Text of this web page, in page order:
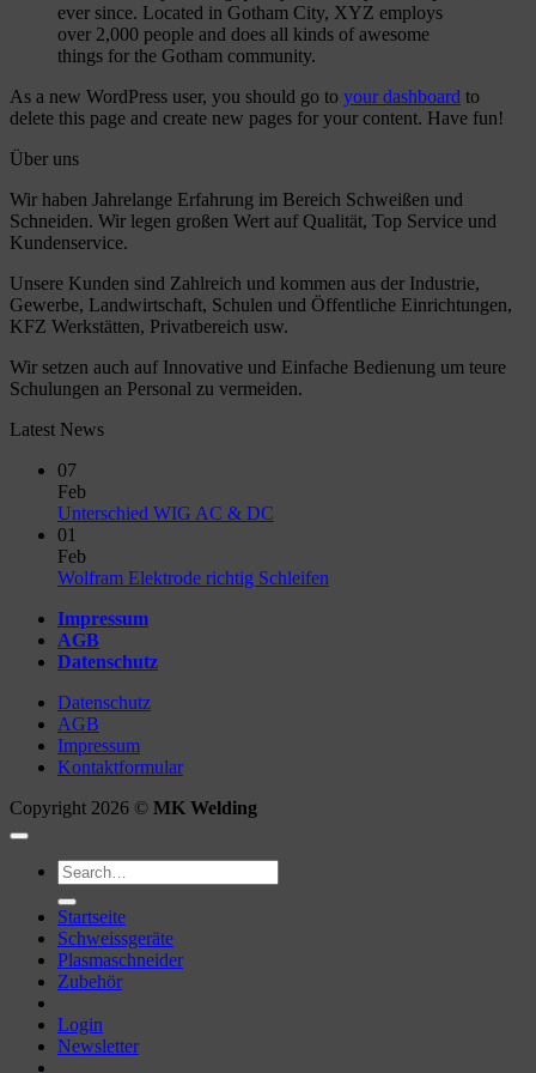
ever since. Located in Gotham City, XYZ employs
over 2,000 people and does all kinds of awesome
things for the Gotham community.
As a new WordPress user, you should go to your dashboard to
delete this page and create new pages for your content. Have fun!
Über uns
Wir haben Jahrelange Erfahrung im Bereich Schweißen und
Schneiden. Wir legen großen Wert auf Qualität, Top Service und
Kundenservice.
Unsere Kunden sind Zahlreich und kommen aus der Industrie,
Gewerbe, Landwirtschaft, Schulen und Öffentliche Einrichtungen,
KFZ Werkstätten, Privatbereich usw.
Wir setzen auch auf Innovative und Einfache Bedienung um teure
Schulungen an Personal zu vermeiden.
Latest News
07
Feb
Unterschied WIG AC & DC
Unterschied
01
Feb
Wolfram Elektrode richtig Schleifen
Impressum
AGB
Datenschutz
Datenschutz
AGB
Impressum
Kontaktformular
Copyright 2026 © MK Welding
Search
for:
Startseite
Schweissgeräte
Plasmaschneider
Zubehör
Login
Newsletter